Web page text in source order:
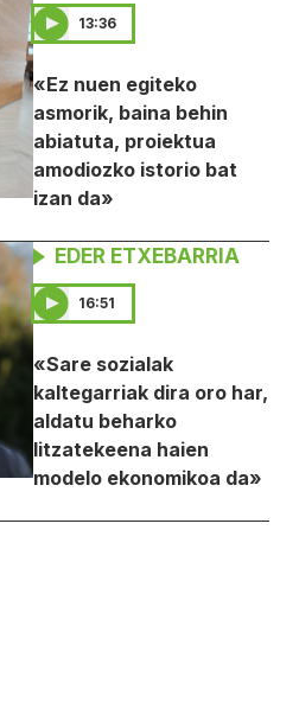
13:36
«Ez nuen egiteko
asmorik, baina behin
abiatuta, proiektua
amodiozko istorio bat
izan da»
EDER ETXEBARRIA
16:51
«Sare sozialak
kaltegarriak dira oro har,
aldatu beharko
litzatekeena haien
modelo ekonomikoa da»